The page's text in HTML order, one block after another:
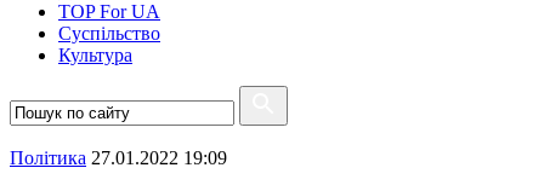
TOP For UA
Суспiльство
Культура
Полiтика 27.01.2022 19:09